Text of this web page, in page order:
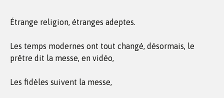
Étrange religion, étranges adeptes.
Les temps modernes ont tout changé, désormais, le
prêtre dit la messe, en vidéo,
Les fidèles suivent la messe,